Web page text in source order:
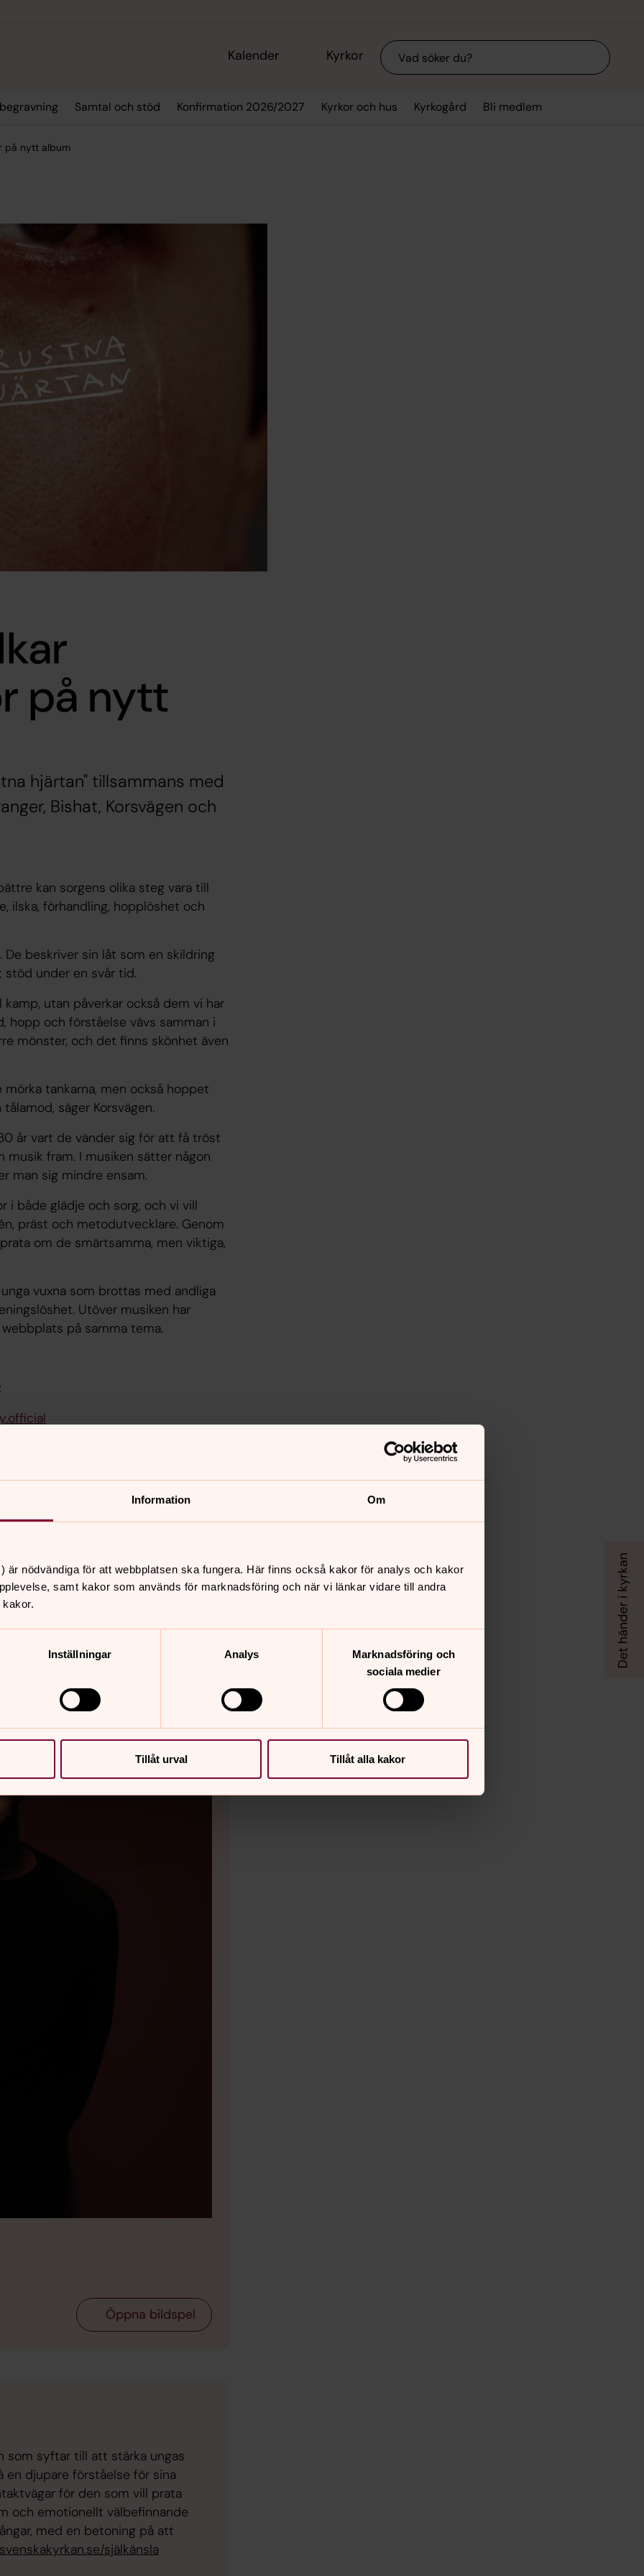
Information Om
är nödvändiga för att webbplatsen ska fungera. Här finns också kakor för analys och kakor
samt kakor som används för marknadsföring och när vi länkar vidare till andra
Inställningar Analys
Marknadsföring och
sociala medier
Tillåt urval Tillåt alla kakor
Kalender Kyrkor Sök
Samtal och stöd Konfirmation 2026/2027 Kyrkor och hus Kyrkogård Bli medlem
på nytt album
på nytt
hjärtan" tillsammans med
Bishat, Korsvägen och
kan sorgens olika steg vara till
ilska, förhandling, hopplöshet och
beskriver sin låt som en skildring
stöd under en svår tid.
utan påverkar också dem vi har
hopp och förståelse vävs samman i
mönster, och det finns skönhet även
tankarna, men också hoppet
säger Korsvägen.
år vart de vänder sig för att få tröst
musik fram. I musiken sätter någon
man sig mindre ensam.
i både glädje och sorg, och vi vill
präst och metodutvecklare. Genom
om de smärtsamma, men viktiga,
vuxna som brottas med andliga
Utöver musiken har
på samma tema.
Öppna bildspel
som syftar till att stärka ungas
djupare förståelse för sina
för den som vill prata
och emotionellt välbefinnande
med en betoning på att
själkänsla